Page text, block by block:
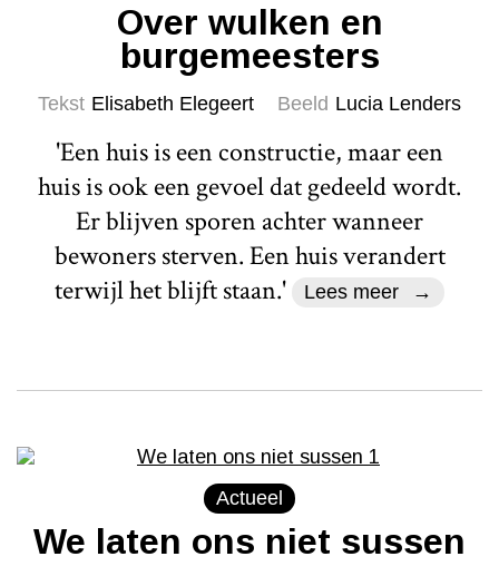
Over wulken en
burgemeesters
Tekst Elisabeth Elegeert Beeld Lucia Lenders
'Een huis is een constructie, maar een
huis is ook een gevoel dat gedeeld wordt.
Er blijven sporen achter wanneer
bewoners sterven. Een huis verandert
terwijl het blijft staan.'
Lees meer
Actueel
We laten ons niet sussen